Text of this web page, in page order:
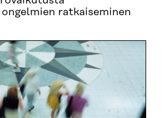
ratkaiseminen